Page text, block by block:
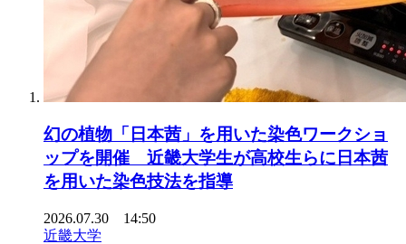
幻の植物「日本茜」を用いた染色ワークショ
ップを開催 近畿大学生が高校生らに日本茜
を用いた染色技法を指導
2026.07.30 14:50
近畿大学